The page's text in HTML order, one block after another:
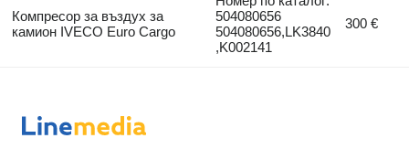
Компресор за въздух за
камион IVECO Euro Cargo
504080656
504080656,LK3840
,K002141
300 €